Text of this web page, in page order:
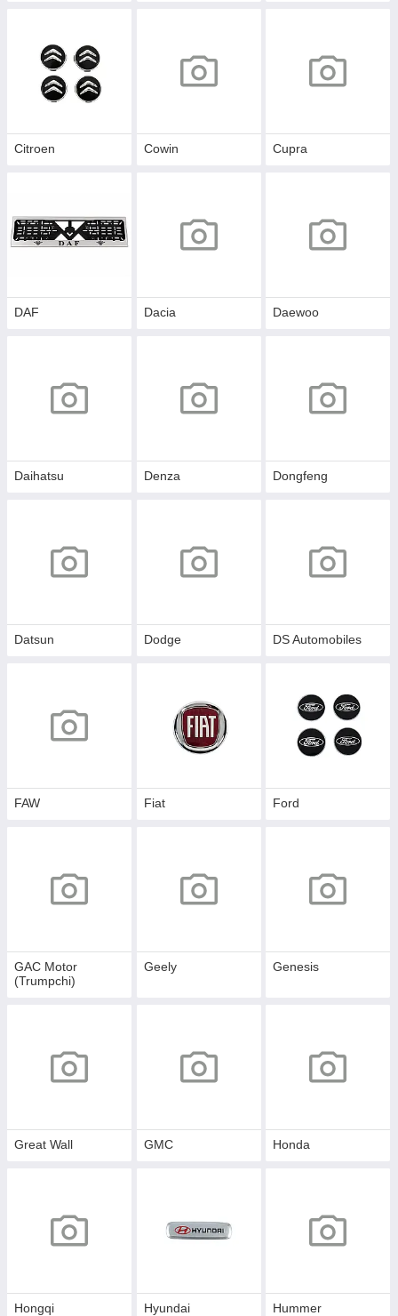
Citroen Cowin Cupra
DAF Dacia Daewoo
Daihatsu Denza Dongfeng
Datsun Dodge DS Automobiles
FAW Fiat Ford
GAC Motor
(Trumpchi)
Geely Genesis
Great Wall GMC Honda
Hongqi Hyundai Hummer